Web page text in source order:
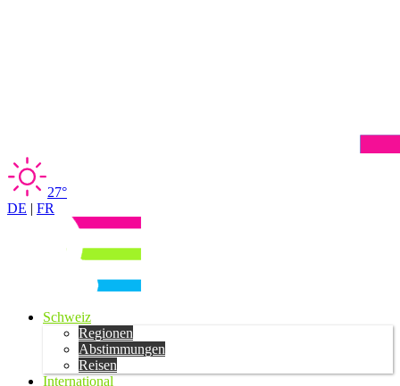
27°
DE | FR
Schweiz
Regionen
Abstimmungen
Reisen
International